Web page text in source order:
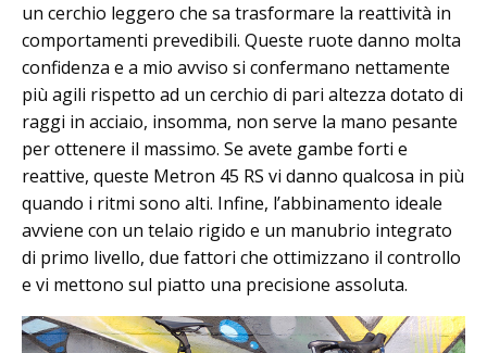
un cerchio leggero che sa trasformare la reattività in
comportamenti prevedibili. Queste ruote danno molta
confidenza e a mio avviso si confermano nettamente
più agili rispetto ad un cerchio di pari altezza dotato di
raggi in acciaio, insomma, non serve la mano pesante
per ottenere il massimo. Se avete gambe forti e
reattive, queste Metron 45 RS vi danno qualcosa in più
quando i ritmi sono alti. Infine, l’abbinamento ideale
avviene con un telaio rigido e un manubrio integrato
di primo livello, due fattori che ottimizzano il controllo
e vi mettono sul piatto una precisione assoluta.